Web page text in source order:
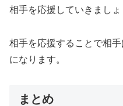
相手を応援していきましょ
相手を応援することで相
になります。
まとめ